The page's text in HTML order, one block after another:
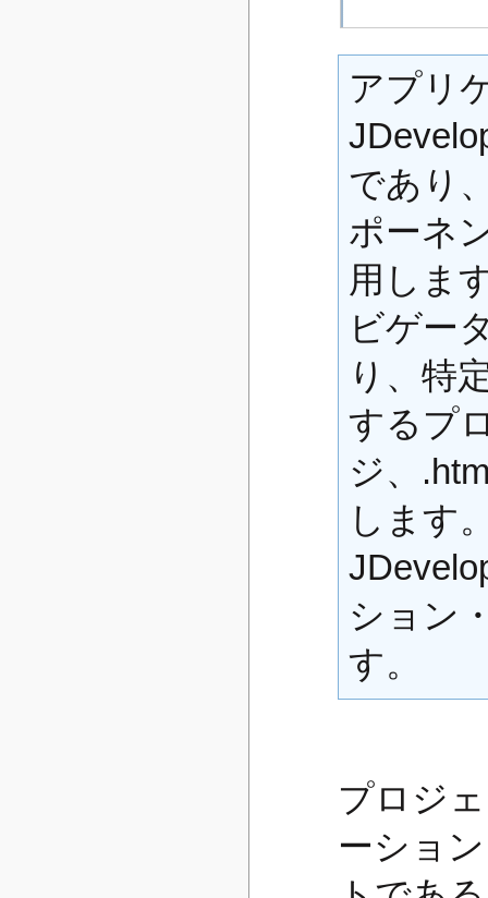
アプリ
であり
ポーネ
用しま
ビゲー
り、特
するプ
ジ、
します
ション
す。
プロジ
ーショ